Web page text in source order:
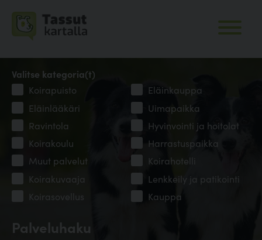
Palveluhaku
Valitse kategoria(t)
Koirapuisto
Eläinkauppa
Eläinlääkäri
Uimapaikka
Ravintola
Hyvinvointi ja hoitolat
Koirakoulu
Harrastuspaikka
Muut palvelut
Koirahotelli
Koirakuvaaja
Lenkkeily ja patikointi
Koirasovellus
Kauppa